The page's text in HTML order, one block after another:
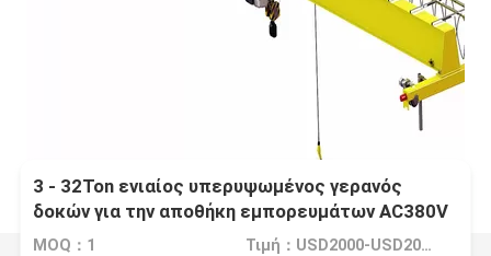
3 - 32Ton ενιαίος υπερυψωμένος γερανός
δοκών για την αποθήκη εμπορευμάτων AC380V
MOQ：1 Τιμή：USD2000-USD20000